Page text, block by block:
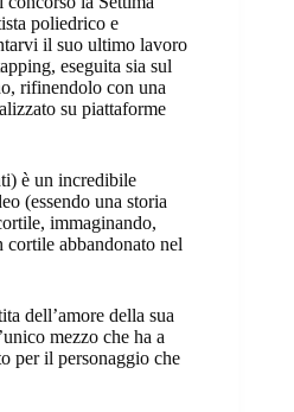
poliedrico e
il suo ultimo lavoro
eseguita sia sul
rifinendolo con una
su piattaforme
è un incredibile
(essendo una storia
immaginando,
cortile abbandonato nel
dell’amore della sua
mezzo che ha a
per il personaggio che